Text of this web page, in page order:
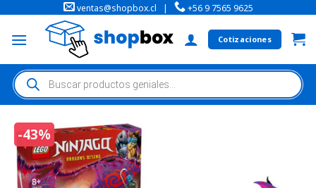
ventas@shopbox.cl | +56 9 7565 9625
Cotizaciones
-43%